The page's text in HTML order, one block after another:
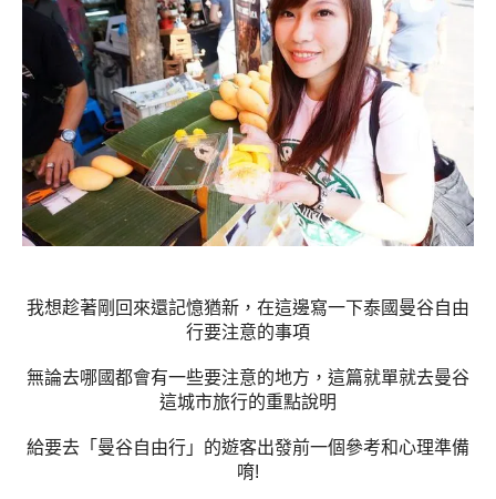
我想趁著剛回來還記憶猶新，在這邊寫一下泰國曼谷自由
行要注意的事項
無論去哪國都會有一些要注意的地方，這篇就單就去曼谷
這城市旅行的重點說明
給要去「曼谷自由行」的遊客出發前一個參考和心理準備
唷!